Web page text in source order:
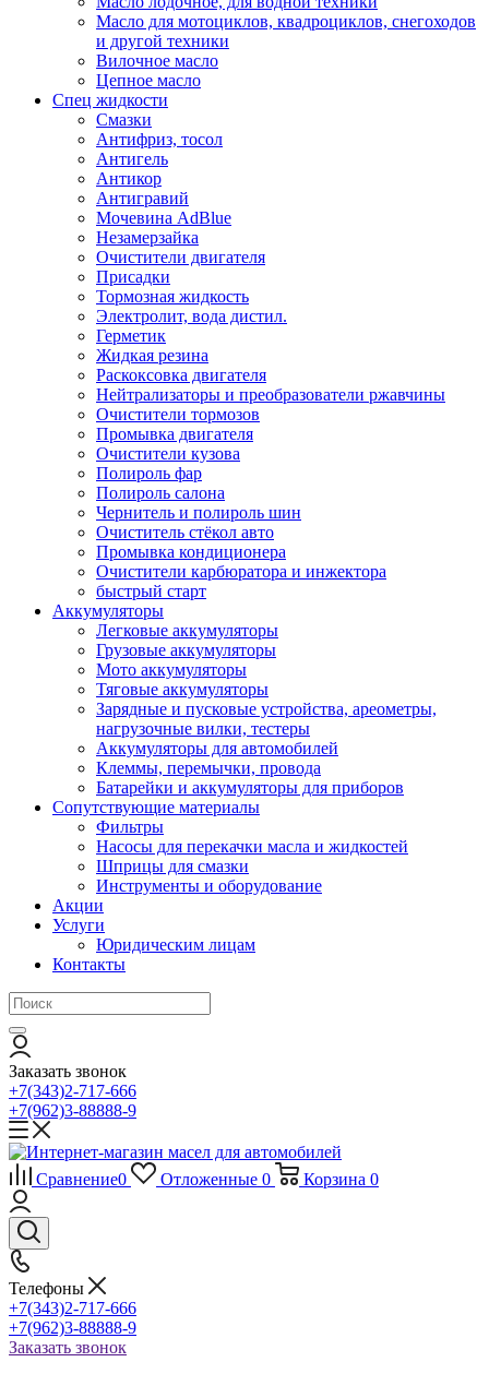
Масло для мотоциклов, квадроциклов, снегоходов
и другой техники
Вилочное масло
Цепное масло
Спец жидкости
Смазки
Антифриз, тосол
Антигель
Антикор
Антигравий
Мочевина AdBlue
Незамерзайка
Очистители двигателя
Присадки
Тормозная жидкость
Электролит, вода дистил.
Герметик
Жидкая резина
Раскоксовка двигателя
Нейтрализаторы и преобразователи ржавчины
Очистители тормозов
Промывка двигателя
Очистители кузова
Полироль фар
Полироль салона
Чернитель и полироль шин
Очиститель стёкол авто
Промывка кондиционера
Очистители карбюратора и инжектора
быстрый старт
Аккумуляторы
Легковые аккумуляторы
Грузовые аккумуляторы
Мото аккумуляторы
Тяговые аккумуляторы
Зарядные и пусковые устройства, ареометры,
нагрузочные вилки, тестеры
Аккумуляторы для автомобилей
Клеммы, перемычки, провода
Батарейки и аккумуляторы для приборов
Сопутствующие материалы
Фильтры
Насосы для перекачки масла и жидкостей
Шприцы для смазки
Инструменты и оборудование
Акции
Услуги
Юридическим лицам
Контакты
Заказать звонок
+7(343)2-717-666
+7(962)3-88888-9
Сравнение0 Отложенные 0 Корзина 0
Телефоны
+7(343)2-717-666
+7(962)3-88888-9
Заказать звонок